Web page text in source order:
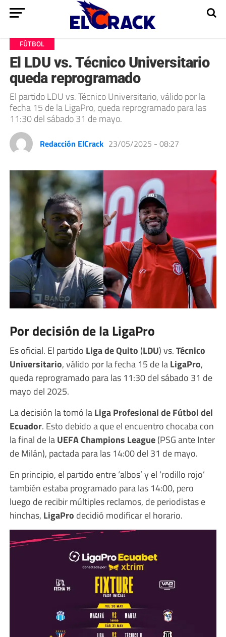
FÚTBOL
El LDU vs. Técnico Universitario
queda reprogramado
El partido LDU vs. Técnico Universitario, válido por la
fecha 15 de la LigaPro, queda reprogramado para las
11:30 del sábado 31 de mayo.
Redacción ElCrack 23/05/2025 - 08:27
Por decisión de la LigaPro
Es oficial. El partido Liga de Quito (LDU) vs.Técnico
Universitario, válido por la fecha 15 de laLigaPro,
queda reprogramado para las 11:30 del sábado 31 de
mayo del 2025.
La decisión la tomó laLiga Profesional de Fútbol del
Ecuador. Esto debido a que el encuentro chocaba con
la final de laUEFA Champions League(PSG ante Inter
de Milán), pactada para las 14:00 del 31 de mayo.
En principio, el partido entre ‘albos’ y el ‘rodillo rojo’
también estaba programado para las 14:00, pero
luego de recibir múltiples reclamos, de periodistas e
hinchas, LigaPro decidió modificar el horario.